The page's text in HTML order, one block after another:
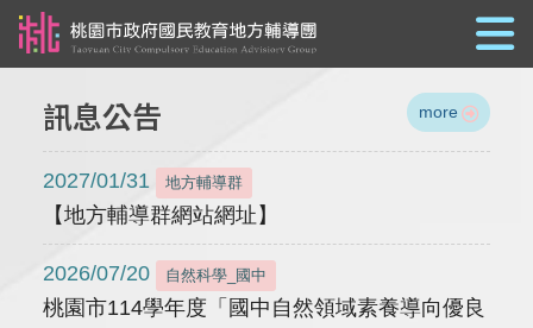
訊息公告 more
2027/01/31 地方輔導群
【地方輔導群網站網址】
2026/07/20 自然科學_國中
桃園市114學年度「國中自然領域素養導向優良